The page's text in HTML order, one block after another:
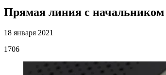
Прямая линия с
18 января 2021
1706